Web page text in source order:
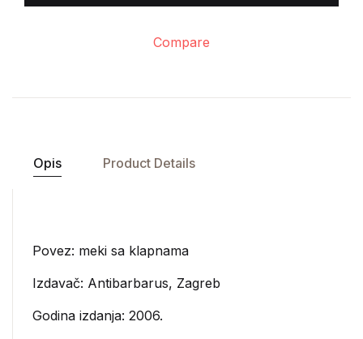
Compare
Opis Product Details
Povez: meki sa klapnama
Izdavač: Antibarbarus, Zagreb
Godina izdanja: 2006.